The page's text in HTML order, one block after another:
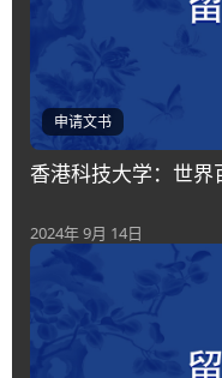
申请文书
香港科技大学：世界
2024年 9月 14日